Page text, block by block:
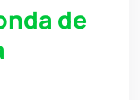
de